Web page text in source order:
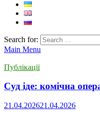
Search for:
Main Menu
Публікації
Суд іде: комічна
21.04.202621.04.2026